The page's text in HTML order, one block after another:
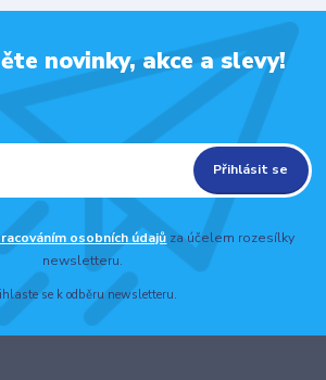
novinky, akce a slevy!
Přihlásit se
osobních údajů za účelem rozesílky
newsletteru.
se k odběru newsletteru.